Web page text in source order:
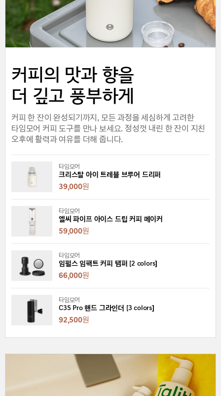
커피의 맛과 향을
더 깊고 풍부하게
커피 한 잔이 완성되기까지, 모든 과정을 세심하게 고려한
타임모어 커피 도구를 만나 보세요. 정성껏 내린 한 잔이 지친
오후에 활력과 여유를 더해 줍니다.
타임모어
크리스탈 아이 트레블 브루어 드리퍼
39,000원
타임모어
엘씨 파이프 아이스 드립 커피 메이커
59,000원
타임모어
임펄스 임팩트 커피 탬퍼 [2 colors]
66,000원
타임모어
C3S Pro 핸드 그라인더 [3 colors]
92,500원